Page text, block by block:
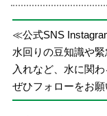
≪公式SNS
水回りの豆知識や
入れなど、水に関
ぜひフォローをお願